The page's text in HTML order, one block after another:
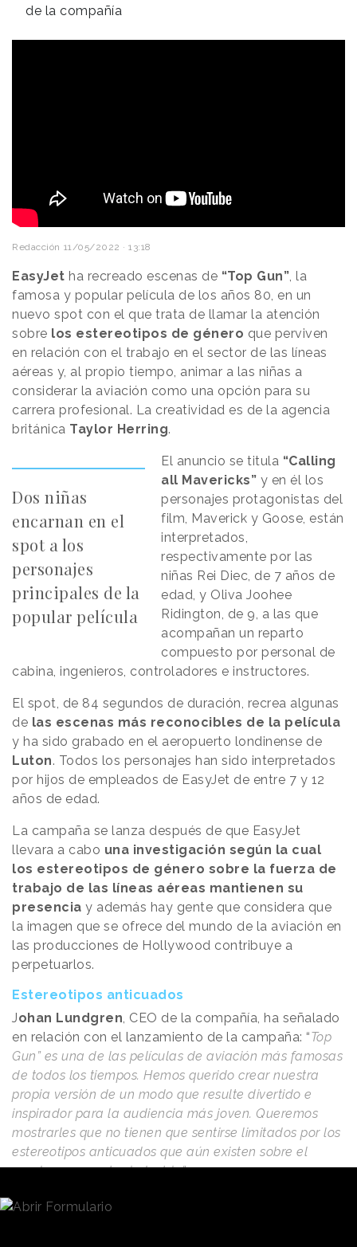
de la compañía
Redacción 11/05/2022 · 13:18
EasyJet ha recreado escenas de “Top Gun”, la
famosa y popular película de los años 80, en un
nuevo spot con el que trata de llamar la atención
sobre los estereotipos de género que perviven
en relación con el trabajo en el sector de las líneas
aéreas y, al propio tiempo, animar a las niñas a
considerar la aviación como una opción para su
carrera profesional. La creatividad es de la agencia
británica Taylor Herring.
Dos niñas
encarnan en el
spot a los
personajes
principales de la
popular película
El anuncio se titula “Calling
all Mavericks” y en él los
personajes protagonistas del
film, Maverick y Goose, están
interpretados,
respectivamente por las
niñas Rei Diec, de 7 años de
edad, y Oliva Joohee
Ridington, de 9, a las que
acompañan un reparto
compuesto por personal de
cabina, ingenieros, controladores e instructores.
El spot, de 84 segundos de duración, recrea algunas
de las escenas más reconocibles de la película
y ha sido grabado en el aeropuerto londinense de
Luton. Todos los personajes han sido interpretados
por hijos de empleados de EasyJet de entre 7 y 12
años de edad.
La campaña se lanza después de que EasyJet
llevara a cabo una investigación según la cual
los estereotipos de género sobre la fuerza de
trabajo de las líneas aéreas mantienen su
presencia y además hay gente que considera que
la imagen que se ofrece del mundo de la aviación en
las producciones de Hollywood contribuye a
perpetuarlos.
Estereotipos anticuados
Johan Lundgren, CEO de la compañía, ha señalado
en relación con el lanzamiento de la campaña: “Top
Gun” es una de las películas de aviación más famosas
de todos los tiempos. Hemos querido crear nuestra
propia versión de un modo que resulte divertido e
inspirador para la audiencia más joven. Queremos
mostrarles que no tienen que sentirse limitados por los
estereotipos anticuados que aún existen sobre el
empleo en nuestra industria”.
añade,“una mayor diversidad en el seno de nuestra